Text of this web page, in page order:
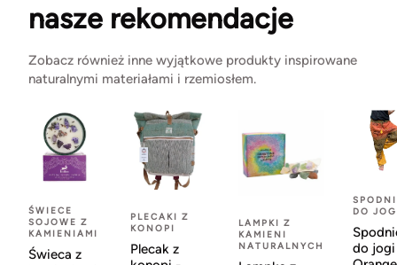
nasze rekomendacje
Zobacz również inne wyjątkowe produkty inspirowane
naturalnymi materiałami i rzemiosłem.
ŚWIECE
SOJOWE Z
KAMIENIAMI
Świeca z
PLECAKI Z
KONOPI
Plecak z
LAMPKI Z
KAMIENI
NATURALNYCH
DO
do